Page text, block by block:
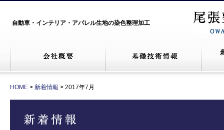
自動車・インテリア・アパレル生地の染色整理加工
HOME> 新着情報 > 2017年7月